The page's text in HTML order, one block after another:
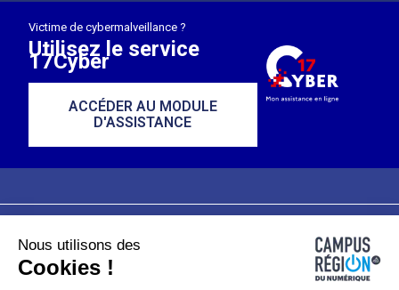
Victime de cybermalveillance ?
Utilisez le service
17Cyber
ACCÉDER AU MODULE
D'ASSISTANCE
Plan du site
Nous utilisons des
Cookies !